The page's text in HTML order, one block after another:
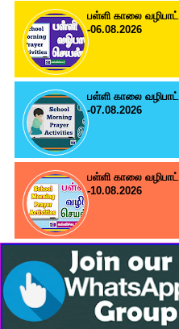
பள்ளி காலை
-06.08.2026
பள்ளி காலை
-07.08.2026
பள்ளி காலை
-10.08.2026